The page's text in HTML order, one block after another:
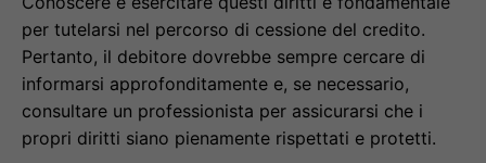
per tutelarsi nel percorso di cessione del credito.
Pertanto, il debitore dovrebbe sempre cercare di
informarsi approfonditamente e, se necessario,
consultare un professionista per assicurarsi che i
propri diritti siano pienamente rispettati e protetti.